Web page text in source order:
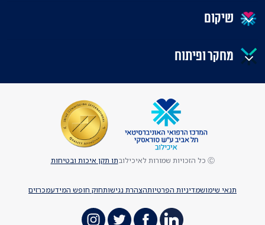
שיקום
מחקר ופיתוח
תנאי שימושמדיניות הפרטיותהצהרת נגישותחוק חופש המידעמכרזים
Ⓒ כל הזכויות שמורות לאיכילוב תו תקן איכות ובטיחות